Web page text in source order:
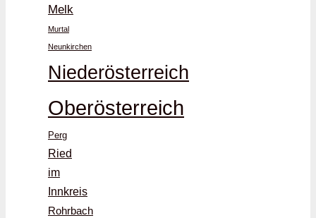
Melk
Murtal
Neunkirchen
Niederösterreich
Oberösterreich
Perg
Ried
im
Innkreis
Rohrbach